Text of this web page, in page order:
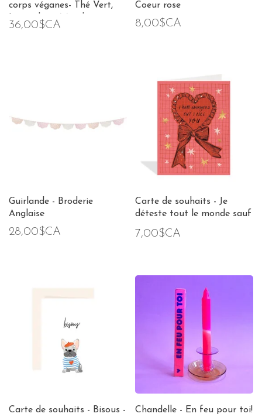
corps véganes- Thé Vert,
Lavande et Mandarine
36,00$CA
Coeur rose
8,00$CA
Guirlande - Broderie
Anglaise
28,00$CA
Carte de souhaits - Je
déteste tout le monde sauf
7,00$CA
Carte de souhaits - Bisous -
Chandelle - En feu pour toi!